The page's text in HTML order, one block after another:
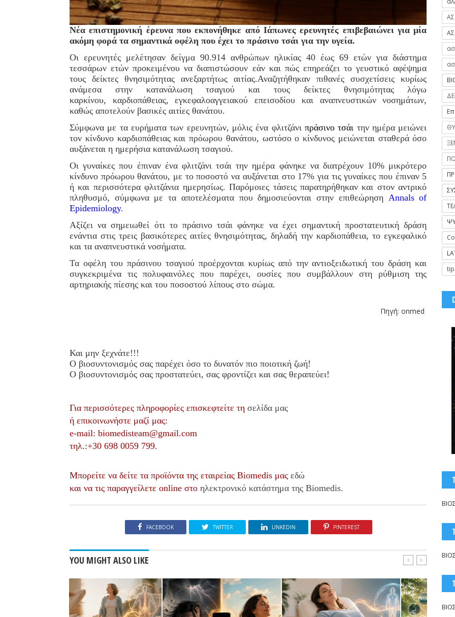
Νέα επιστημονική έρευνα που εκπονήθηκε από Ιάπωνες ερευνητές επιβεβαιώνει για μία
ακόμη φορά τα σημαντικά οφέλη που έχει το πράσινο τσάι για την υγεία.
Οι ερευνητές μελέτησαν δείγμα 90.914 ανθρώπων ηλικίας 40 έως 69 ετών για διάστημα
τεσσάρων ετών προκειμένου να διαπιστώσουν εάν και πώς επηρεάζει το γευστικό αφέψημα
τους δείκτες θνησιμότητας ανεξαρτήτως αιτίας.Αναζητήθηκαν πιθανές συσχετίσεις κυρίως
ανάμεσα στην κατανάλωση τσαγιού και τους δείκτες θνησιμότητας λόγω
καρκίνου, καρδιοπάθειας, εγκεφαλοαγγειακού επεισοδίου και αναπνευστικών νοσημάτων,
καθώς αποτελούν βασικές αιτίες θανάτου.
Σύμφωνα με τα ευρήματα των ερευνητών, μόλις ένα φλιτζάνι πράσινο τσάι την ημέρα μειώνει
τον κίνδυνο καρδιοπάθειας και πρόωρου θανάτου, ωστόσο ο κίνδυνος μειώνεται σταθερά όσο
αυξάνεται η ημερήσια κατανάλωση τσαγιού.
Οι γυναίκες που έπιναν ένα φλιτζάνι τσάι την ημέρα φάνηκε να διατρέχουν 10% μικρότερο
κίνδυνο πρόωρου θανάτου, με το ποσοστό να αυξάνεται στο 17% για τις γυναίκες που έπιναν 5
ή και περισσότερα φλιτζάνια ημερησίως. Παρόμοιες τάσεις παρατηρήθηκαν και στον αντρικό
πληθυσμό, σύμφωνα με τα αποτελέσματα που δημοσιεύονται στην επιθεώρηση Annals of
Epidemiology.
Αξίζει να σημειωθεί ότι το πράσινο τσάι φάνηκε να έχει σημαντική προστατευτική δράση
ενάντια στις τρεις βασικότερες αιτίες θνησιμότητας, δηλαδή την καρδιοπάθεια, το εγκεφαλικό
και τα αναπνευστικά νοσήματα.
Τα οφέλη του πράσινου τσαγιού προέρχονται κυρίως από την αντιοξειδωτική του δράση και
συγκεκριμένα τις πολυφαινόλες που παρέχει, ουσίες που συμβάλλουν στη ρύθμιση της
αρτηριακής πίεσης και του ποσοστού λίπους στο σώμα.
Πηγή: onmed
Και μην ξεχνάτε!!!
Ο βιοσυντονισμός σας παρέχει όσο το δυνατόν πιο ποιοτική ζωή!
Ο βιοσυντονισμός σας προστατεύει, σας φροντίζει και σας θεραπεύει!
Για περισσότερες πληροφορίες επισκεφτείτε τη σελίδα μας
ή επικοινωνήστε μαζί μας:
e-mail: biomedisteam@gmail.com
τηλ.:+30 698 0059 799.
Μπορείτε να δείτε τα προϊόντα της εταιρείας Biomedis μας εδώ
και να τις παραγγείλετε online στο ηλεκτρονικό κατάστημα της Biomedis.
FACEBOOK TWITTER LINKEDIN PINTEREST
YOU MIGHT ALSO LIKE